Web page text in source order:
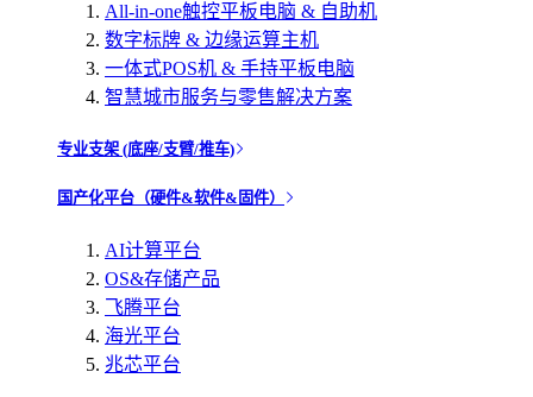
All-in-one触控平板电脑 & 自助机
数字标牌 & 边缘运算主机
一体式POS机 & 手持平板电脑
智慧城市服务与零售解决方案
专业支架 (底座/支臂/推车)
国产化平台（硬件&软件&固件）
AI计算平台
OS&存储产品
飞腾平台
海光平台
兆芯平台